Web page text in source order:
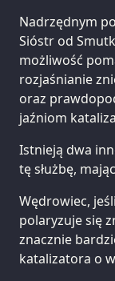
Nadrzędnym
Sióstr od
możliwość
rozjaśnianie
oraz
jaźniom
Istnieją dwa
tę służbę,
Wędrowiec,
polaryzuje się
znacznie
katalizatora o